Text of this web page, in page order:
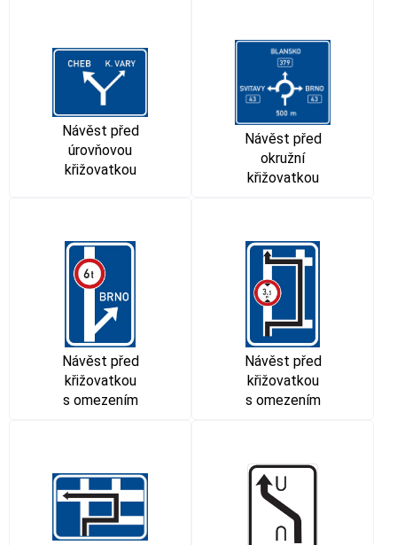
Návěst před
úrovňovou
křižovatkou
Návěst před
okružní
křižovatkou
Návěst před
křižovatkou
s omezením
Návěst před
křižovatkou
s omezením